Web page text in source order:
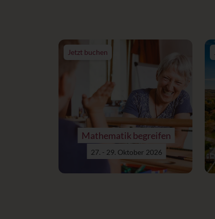
Jetzt buchen
Mathematik begreifen
27. - 29. Oktober 2026